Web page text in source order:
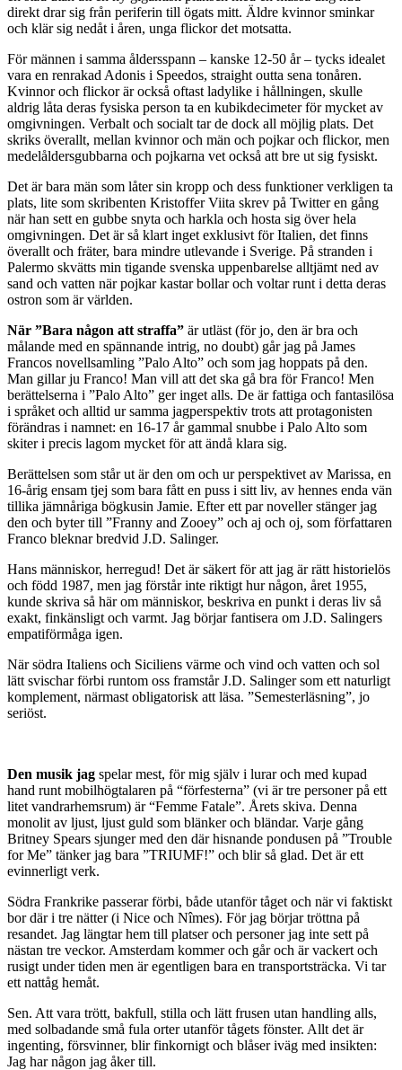
direkt drar sig från periferin till ögats mitt. Äldre kvinnor sminkar
och klär sig nedåt i åren, unga flickor det motsatta.
För männen i samma åldersspann – kanske 12-50 år – tycks idealet
vara en renrakad Adonis i Speedos, straight outta sena tonåren.
Kvinnor och flickor är också oftast ladylike i hållningen, skulle
aldrig låta deras fysiska person ta en kubikdecimeter för mycket av
omgivningen. Verbalt och socialt tar de dock all möjlig plats. Det
skriks överallt, mellan kvinnor och män och pojkar och flickor, men
medelåldersgubbarna och pojkarna vet också att bre ut sig fysiskt.
Det är bara män som låter sin kropp och dess funktioner verkligen ta
plats, lite som skribenten Kristoffer Viita skrev på Twitter en gång
när han sett en gubbe snyta och harkla och hosta sig över hela
omgivningen. Det är så klart inget exklusivt för Italien, det finns
överallt och fräter, bara mindre utlevande i Sverige. På stranden i
Palermo skvätts min tigande svenska uppenbarelse alltjämt ned av
sand och vatten när pojkar kastar bollar och voltar runt i detta deras
ostron som är världen.
När ”Bara någon att straffa” är utläst (för jo, den är bra och
målande med en spännande intrig, no doubt) går jag på James
Francos novellsamling ”Palo Alto” och som jag hoppats på den.
Man gillar ju Franco! Man vill att det ska gå bra för Franco! Men
berättelserna i ”Palo Alto” ger inget alls. De är fattiga och fantasilösa
i språket och alltid ur samma jagperspektiv trots att protagonisten
förändras i namnet: en 16-17 år gammal snubbe i Palo Alto som
skiter i precis lagom mycket för att ändå klara sig.
Berättelsen som står ut är den om och ur perspektivet av Marissa, en
16-årig ensam tjej som bara fått en puss i sitt liv, av hennes enda vän
tillika jämnåriga bögkusin Jamie. Efter ett par noveller stänger jag
den och byter till ”Franny and Zooey” och aj och oj, som författaren
Franco bleknar bredvid J.D. Salinger.
Hans människor, herregud! Det är säkert för att jag är rätt historielös
och född 1987, men jag förstår inte riktigt hur någon, året 1955,
kunde skriva så här om människor, beskriva en punkt i deras liv så
exakt, finkänsligt och varmt. Jag börjar fantisera om J.D. Salingers
empatiförmåga igen.
När södra Italiens och Siciliens värme och vind och vatten och sol
lätt svischar förbi runtom oss framstår J.D. Salinger som ett naturligt
komplement, närmast obligatorisk att läsa. ”Semesterläsning”, jo
seriöst.
Den musik jag spelar mest, för mig själv i lurar och med kupad
hand runt mobilhögtalaren på “förfesterna” (vi är tre personer på ett
litet vandrarhemsrum) är “Femme Fatale”. Årets skiva. Denna
monolit av ljust, ljust guld som blänker och bländar. Varje gång
Britney Spears sjunger med den där hisnande pondusen på ”Trouble
for Me” tänker jag bara ”TRIUMF!” och blir så glad. Det är ett
evinnerligt verk.
Södra Frankrike passerar förbi, både utanför tåget och när vi faktiskt
bor där i tre nätter (i Nice och Nîmes). För jag börjar tröttna på
resandet. Jag längtar hem till platser och personer jag inte sett på
nästan tre veckor. Amsterdam kommer och går och är vackert och
rusigt under tiden men är egentligen bara en transportsträcka. Vi tar
ett nattåg hemåt.
Sen. Att vara trött, bakfull, stilla och lätt frusen utan handling alls,
med solbadande små fula orter utanför tågets fönster. Allt det är
ingenting, försvinner, blir finkornigt och blåser iväg med insikten:
Jag har någon jag åker till.